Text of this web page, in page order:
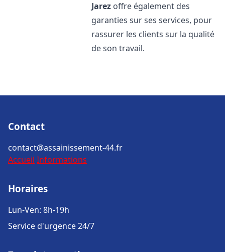
Jarez offre également des
garanties sur ses services, pour
rassurer les clients sur la qualité
de son travail.
Contact
contact@assainissement-44.fr
Accueil Informations
Horaires
Lun-Ven: 8h-19h
Service d'urgence 24/7